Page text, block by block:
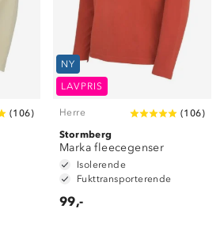
(106)
NY
LAVPRIS
Herre (106)
Stormberg
Marka fleecegenser
Isolerende
Fukttransporterende
99,-